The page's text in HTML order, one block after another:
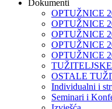
Dokumenti
OPTUŽNICE
OPTUŽNICE
OPTUŽNICE
OPTUŽNICE
OPTUŽNICE
OSTALE
Individualni i
Seminari i